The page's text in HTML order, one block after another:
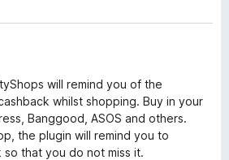
will remind you of the
whilst shopping. Buy in your
Banggood, ASOS and others.
the plugin will remind you to
that you do not miss it.